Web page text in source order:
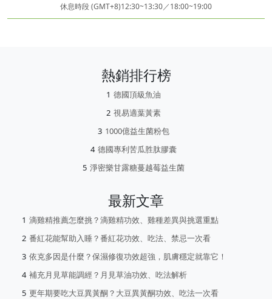
休息時段 (GMT+8)12:30~13:30／18:00~19:00
熱銷排行榜
德國頂級魚油
視易適葉黃素
1000億益生菌粉包
德國專利苦瓜胜肽膠囊
淨密樂甘露糖蔓越莓益生菌
最新文章
滴雞精推薦怎麼挑？滴雞精功效、雞種差異與挑選重點
番紅花能幫助入睡？番紅花功效、吃法、禁忌一次看
依克多因是什麼？保濕修復功效超強，肌膚穩定就靠它！
補充月見草能調經？月見草油功效、吃法解析
更年期要吃大豆異黃酮？大豆異黃酮功效、吃法一次看